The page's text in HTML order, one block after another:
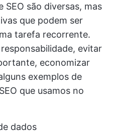
SEO são diversas, mas
que podem ser
tarefa recorrente.
evitar
economizar
exemplos de
que usamos no
dados